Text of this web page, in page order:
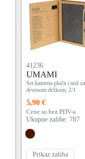
41236
UMAMI
Set kamena ploča i nož
drvenom drškom, 2/1
5,90 €
Cene su bez PDV-a
Ukupne zalihe: 787
Prikaz zaliha